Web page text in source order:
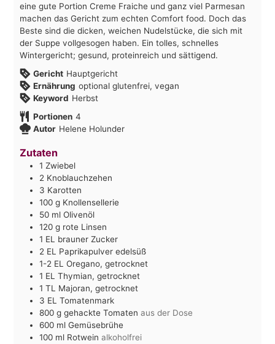
eine gute Portion Creme Fraiche und ganz viel Parmesan
machen das Gericht zum echten Comfort food. Doch das
Beste sind die dicken, weichen Nudelstücke, die sich mit
der Suppe vollgesogen haben. Ein tolles, schnelles
Wintergericht; gesund, proteinreich und sättigend.
Gericht Hauptgericht
Ernährung optional glutenfrei, vegan
Keyword Herbst
Portionen 4
Autor Helene Holunder
Zutaten
1 Zwiebel
2 Knoblauchzehen
3 Karotten
100 g Knollensellerie
50 ml Olivenöl
120 g rote Linsen
1 EL brauner Zucker
2 EL Paprikapulver edelsüß
1-2 EL Oregano, getrocknet
1 EL Thymian, getrocknet
1 TL Majoran, getrocknet
3 EL Tomatenmark
800 g gehackte Tomaten aus der Dose
600 ml Gemüsebrühe
100 ml Rotwein alkoholfrei